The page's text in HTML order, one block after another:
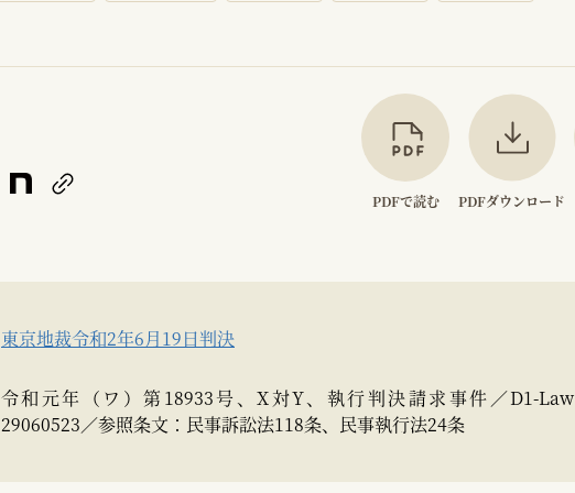
PDFで読む PDFダウンロード
東京地裁令和2年6月19日判決
令和元年（ワ）第18933号、X対Y、執行判決請求事件／D1-Law
29060523／参照条文：民事訴訟法118条、民事執行法24条